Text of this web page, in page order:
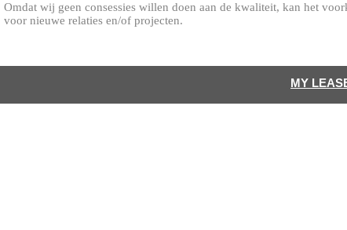
Omdat wij geen consessies willen doen aan de kwaliteit, kan het
voor nieuwe relaties en/of projecten.
MY